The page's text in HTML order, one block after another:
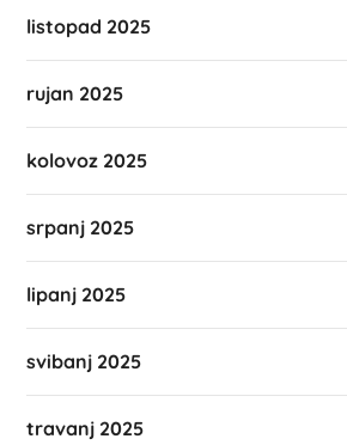
listopad 2025
rujan 2025
kolovoz 2025
srpanj 2025
lipanj 2025
svibanj 2025
travanj 2025